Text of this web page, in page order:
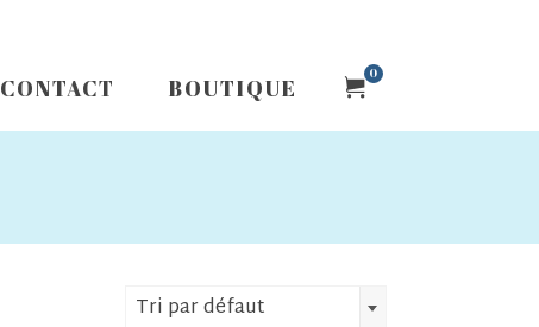
CONTACT BOUTIQUE
0
Tri par défaut